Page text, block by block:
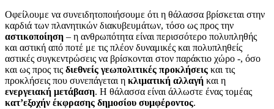
Οφείλουμε να συνειδητοποιήσουμε ότι η θάλασσα βρίσκεται στην
καρδιά των πλανητικών διακυβευμάτων, τόσο ως προς την
αστικοποίηση – η ανθρωπότητα είναι περισσότερο πολυπληθής
και αστική από ποτέ με τις πλέον δυναμικές και πολυπληθείς
αστικές συγκεντρώσεις να βρίσκονται στον παράκτιο χώρο -, όσο
και ως προς τις διεθνείς γεωπολιτικές προκλήσεις και τις
προκλήσεις που συνεπάγεται η κλιματική αλλαγή και η
ενεργειακή μετάβαση. Η θάλασσα είναι άλλωστε ένας τομέας
κατ’εξοχήν έκφρασης δημοσίου συμφέροντος.